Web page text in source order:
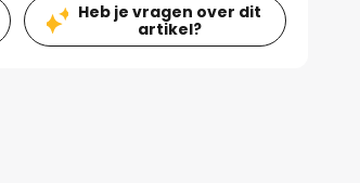
Heb je vragen over dit
artikel?